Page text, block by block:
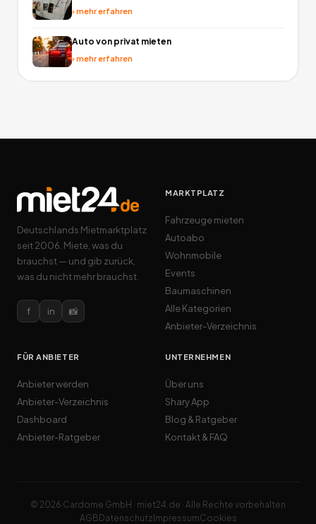
›mehr erfahren
Auto von privat mieten
›mehr erfahren
Deutschlands Mietmarktplatz
seit 2006. Miete, was du
brauchst — und gib zurück,
was du nicht mehr brauchst.
f in 📸
MARKTPLATZ
Fahrzeuge mieten
Autoabo
Wohnmobile
Events
Baumaschinen
Alle Kategorien
Anbieter-Verzeichnis
FÜR ANBIETER
Anbieter werden
Anbieter-Verzeichnis
Dashboard
Anbieter-Ratgeber
UNTERNEHMEN
Über uns
Shary App
Blog & Ratgeber
Kontakt & FAQ
© 2026 Cardome GmbH · miet24.de · Alle Rechte vorbehalten
AGB Datenschutz ImpressumCookies